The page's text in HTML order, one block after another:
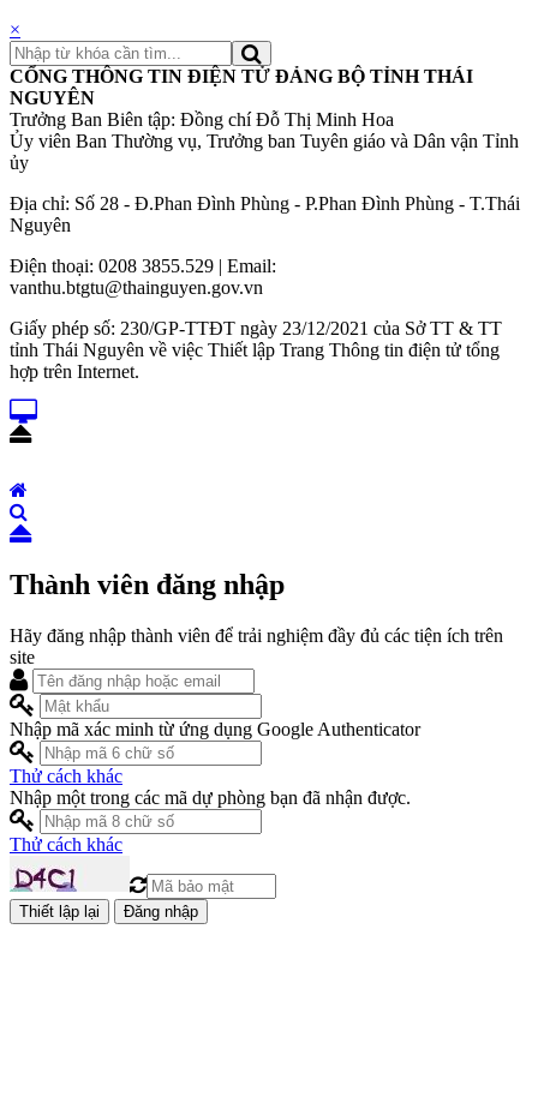
×
CỔNG THÔNG TIN ĐIỆN TỬ ĐẢNG BỘ TỈNH THÁI
NGUYÊN
Trưởng Ban Biên tập: Đồng chí Đỗ Thị Minh Hoa
Ủy viên Ban Thường vụ, Trưởng ban Tuyên giáo và Dân vận Tỉnh
ủy
Địa chỉ: Số 28 - Đ.Phan Đình Phùng - P.Phan Đình Phùng - T.Thái
Nguyên
Điện thoại: 0208 3855.529 | Email:
vanthu.btgtu@thainguyen.gov.vn
Giấy phép số: 230/GP-TTĐT ngày 23/12/2021 của Sở TT & TT
tỉnh Thái Nguyên về việc Thiết lập Trang Thông tin điện tử tổng
hợp trên Internet.
Thành viên đăng nhập
Hãy đăng nhập thành viên để trải nghiệm đầy đủ các tiện ích trên
site
Nhập mã xác minh từ ứng dụng Google Authenticator
Thử cách khác
Nhập một trong các mã dự phòng bạn đã nhận được.
Thử cách khác
Đăng nhập